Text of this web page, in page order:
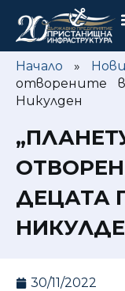
Начало »
отворените
Никулден
ДЕЦАТА
30/11/2022